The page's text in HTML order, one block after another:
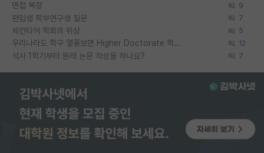
면접 복장 9
편입생 학부연구생 질문 7
세컨티어 학회의 위상 5
우리나라도 학구 열풍보면 Higher Doctorate 학위가 필요하다고 봅니다. 12
석사 1학기부터 원래 논문 작성을 하나요? 7